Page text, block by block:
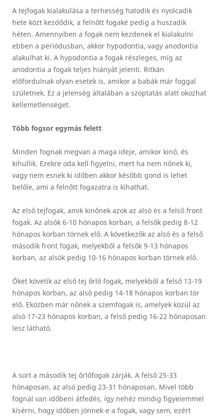
A tejfogak kialakulása a terhesség hatodik és nyolcadik
hete közt kezdődik, a felnőtt fogaké pedig a huszadik
héten. Amennyiben a fogak nem kezdenek el kialakulni
ebben a periódusban, akkor hypodontia, vagy anodontia
alakulhat ki. A hypodontia a fogak részleges, míg az
anodontia a fogak teljes hiányát jelenti. Ritkán
előfordulnak olyan esetek is, amikor a babák már foggal
születnek. Ez a jelenség általában a szoptatás alatt okozhat
kellemetlenséget.
Több fogsor egymás felett
Minden fognak megvan a maga ideje, amikor kinő, és
kihullik. Ezekre oda kell figyelni, mert ha nem nőnek ki,
vagy nem esnek ki időben akkor később gond is lehet
belőle, ami a felnőtt fogazatra is kihathat.
Az első tejfogak, amik kinőnek azok az alsó és a felső front
fogak. Az alsók 6-10 hónapos korban, a felsők pedig 8-12
hónapos korban törnek elő. A következők az alsó és a felső
második front fogak, melyekből a felsők 9-13 hónapos
korban, az alsók pedig 10-16 hónapos korban törnek elő.
Őket követik az első tej őrlő fogak, melyekből a felső 13-19
hónapos korban, az alsó pedig 14-18 hónapos korban tör
elő. Eközben már nőnek a szemfogak is, amelyek közül az
alsó 17-23 hónapos korban, a felső pedig 16-22 hónaposan
lesz látható.
A sort a második tej őrlőfogak zárják. A felső 25-33
hónaposan, az alsó pedig 23-31 hónaposan. Mivel több
fognál van időbeni átfedés, így nehéz mindig figyelemmel
kísérni, hogy időben jönnek-e a fogak, vagy sem, ezért